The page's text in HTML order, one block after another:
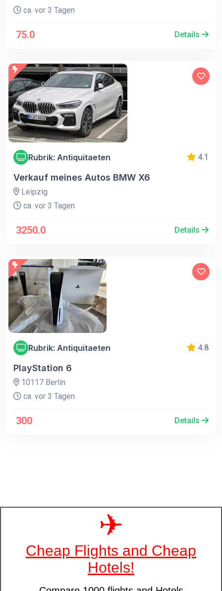
ca. vor 3 Tagen
75.0 Details
Rubrik: Antiquitaeten 4.1
Verkauf meines Autos BMW X6
Leipzig
ca. vor 3 Tagen
3250.0 Details
Rubrik: Antiquitaeten 4.8
PlayStation 6
10117 Berlin
ca. vor 3 Tagen
300 Details